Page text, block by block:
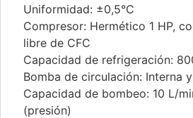
Uniformidad: ±0,5°C
Compresor: Hermético 1 HP,
libre de CFC
Capacidad de refrigeración:
Bomba de circulación: Interna
Capacidad de bombeo: 10 L/
(presión)